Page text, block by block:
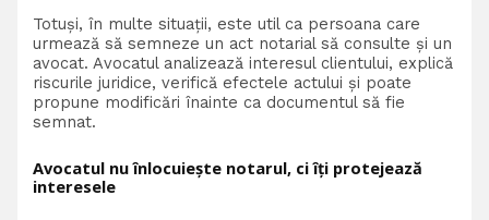
Totuși, în multe situații, este util ca persoana care
urmează să semneze un act notarial să consulte și un
avocat. Avocatul analizează interesul clientului, explică
riscurile juridice, verifică efectele actului și poate
propune modificări înainte ca documentul să fie
semnat.
Avocatul nu înlocuiește notarul, ci îți protejează
interesele